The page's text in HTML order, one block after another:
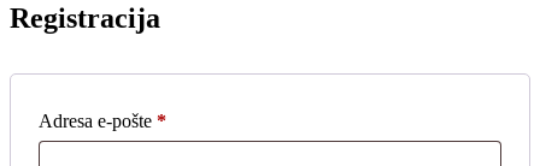
Registracija
Adresa e-pošte *